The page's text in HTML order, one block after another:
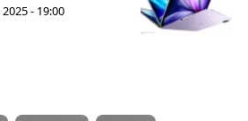
- 19:00